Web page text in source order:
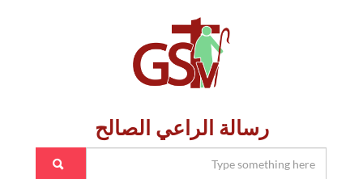
رسالة الراعي الصالح